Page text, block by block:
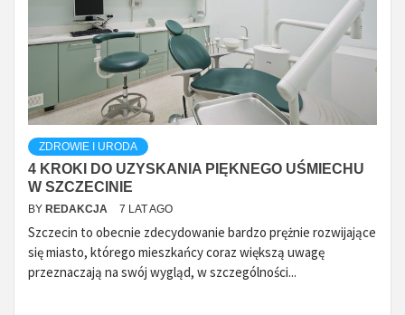
ZDROWIE I URODA
4 KROKI DO UZYSKANIA PIĘKNEGO UŚMIECHU
W SZCZECINIE
BY REDAKCJA 7 LAT AGO
Szczecin to obecnie zdecydowanie bardzo prężnie rozwijające
się miasto, którego mieszkańcy coraz większą uwagę
przeznaczają na swój wygląd, w szczególności...